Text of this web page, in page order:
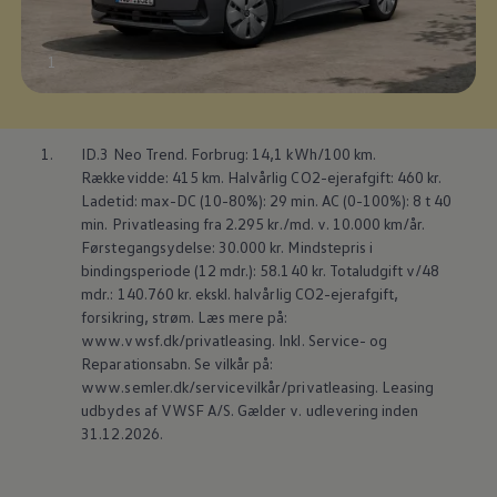
1
1.
ID.3 Neo Trend. Forbrug: 14,1 kWh/100 km.
Rækkevidde: 415 km. Halvårlig CO2-ejerafgift: 460 kr.
Ladetid: max-DC (10-80%): 29 min. AC (0-100%): 8 t 40
min. Privatleasing fra 2.295 kr./md. v. 10.000 km/år.
Førstegangsydelse: 30.000 kr. Mindstepris i
bindingsperiode (12 mdr.): 58.140 kr. Totaludgift v/48
mdr.: 140.760 kr. ekskl. halvårlig CO2-ejerafgift,
forsikring, strøm. Læs mere på:
www.vwsf.dk/privatleasing. Inkl. Service- og
Reparationsabn. Se vilkår på:
www.semler.dk/servicevilkår/privatleasing. Leasing
udbydes af VWSF A/S. Gælder v. udlevering inden
31.12.2026.